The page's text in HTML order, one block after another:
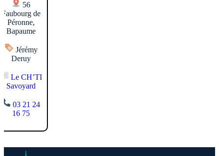
56
Faubourg de
Péronne,
Bapaume
Jérémy
Deruy
Le CH’TI
Savoyard
03 21 24
16 75